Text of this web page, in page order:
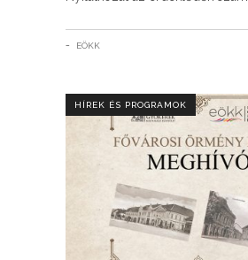
EÖKK
HÍREK ÉS PROGRAMOK